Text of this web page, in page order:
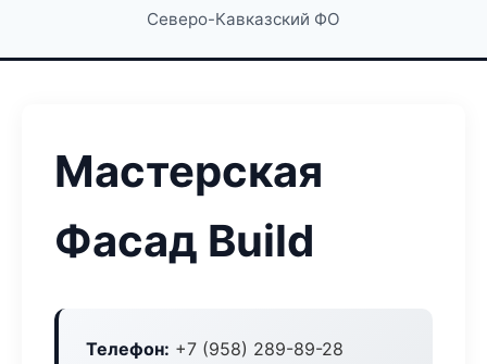
Северо-Кавказский ФО
Мастерская
Фасад Build
Телефон: +7 (958) 289-89-28